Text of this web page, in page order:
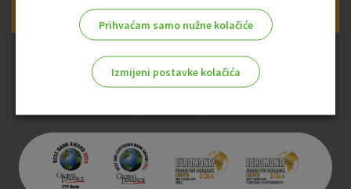
Prihvaćam samo nužne kolačiće
Izmijeni postavke kolačića